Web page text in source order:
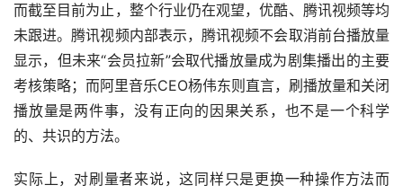
而截至目前为止，整个行业仍在观望，优酷、腾讯视频等均
未跟进。腾讯视频内部表示，腾讯视频不会取消前台播放量
显示，但未来“会员拉新”会取代播放量成为剧集播出的主要
考核策略；而阿里音乐CEO杨伟东则直言，刷播放量和关闭
播放量是两件事，没有正向的因果关系，也不是一个科学
的、共识的方法。
实际上，对刷量者来说，这同样只是更换一种操作方法而